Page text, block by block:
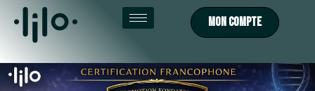
MON COMPTE